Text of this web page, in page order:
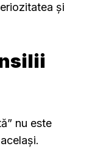
și
nu este